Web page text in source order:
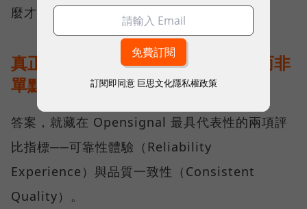
麼才是真正的好網路？
真正的好網路，比的是長期穩定、而非
單點測速
答案，就藏在 Opensignal 最具代表性的兩項評
比指標──可靠性體驗（Reliability
Experience）與品質一致性（Consistent
Quality）。
訂閱即同意 巨思文化隱私權政策